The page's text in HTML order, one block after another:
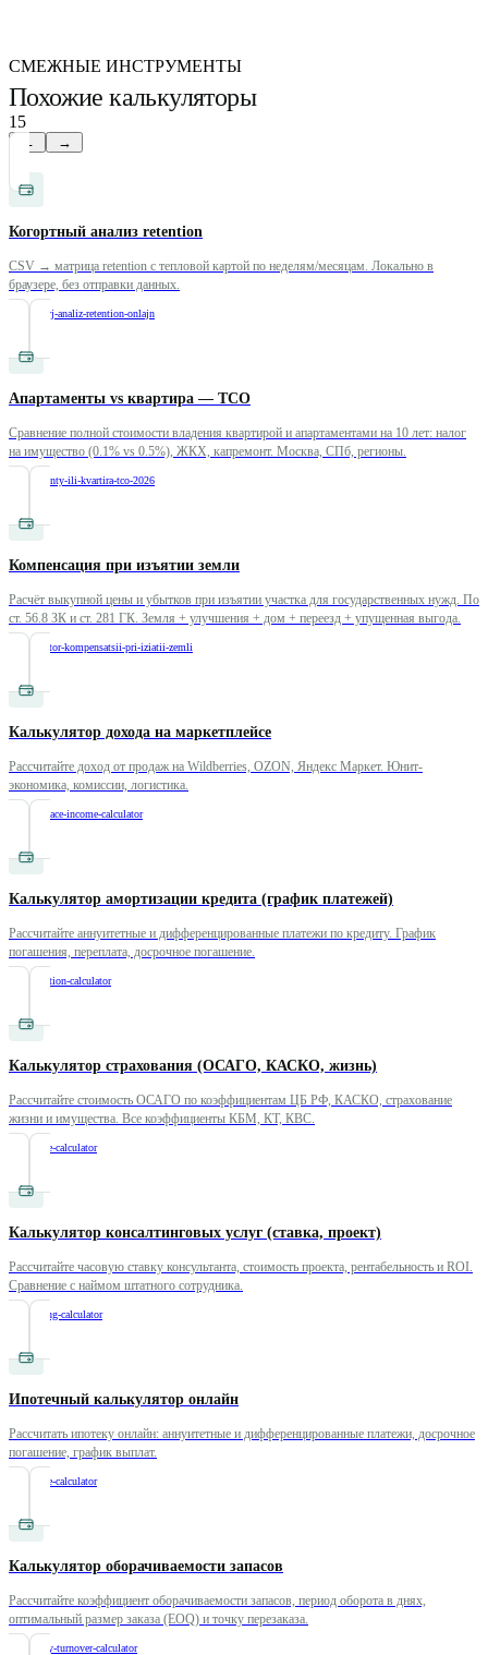
СМЕЖНЫЕ ИНСТРУМЕНТЫ
Похожие калькуляторы
15
← →
Когортный анализ retention
CSV → матрица retention с тепловой картой по неделям/месяцам. Локально в
браузере, без отправки данных.
kohortnyj-analiz-retention-onlajn
Апартаменты vs квартира — TCO
Сравнение полной стоимости владения квартирой и апартаментами на 10 лет: налог
на имущество (0.1% vs 0.5%), ЖКХ, капремонт. Москва, СПб, регионы.
apartamenty-ili-kvartira-tco-2026
Компенсация при изъятии земли
Расчёт выкупной цены и убытков при изъятии участка для государственных нужд. По
ст. 56.8 ЗК и ст. 281 ГК. Земля + улучшения + дом + переезд + упущенная выгода.
kalkulyator-kompensatsii-pri-iziatii-zemli
Калькулятор дохода на маркетплейсе
Рассчитайте доход от продаж на Wildberries, OZON, Яндекс Маркет. Юнит-
экономика, комиссии, логистика.
marketplace-income-calculator
Калькулятор амортизации кредита (график платежей)
Рассчитайте аннуитетные и дифференцированные платежи по кредиту. График
погашения, переплата, досрочное погашение.
amortization-calculator
Калькулятор страхования (ОСАГО, КАСКО, жизнь)
Рассчитайте стоимость ОСАГО по коэффициентам ЦБ РФ, КАСКО, страхование
жизни и имущества. Все коэффициенты КБМ, КТ, КВС.
insurance-calculator
Калькулятор консалтинговых услуг (ставка, проект)
Рассчитайте часовую ставку консультанта, стоимость проекта, рентабельность и ROI.
Сравнение с наймом штатного сотрудника.
consulting-calculator
Ипотечный калькулятор онлайн
Рассчитать ипотеку онлайн: аннуитетные и дифференцированные платежи, досрочное
погашение, график выплат.
mortgage-calculator
Калькулятор оборачиваемости запасов
Рассчитайте коэффициент оборачиваемости запасов, период оборота в днях,
оптимальный размер заказа (EOQ) и точку перезаказа.
inventory-turnover-calculator